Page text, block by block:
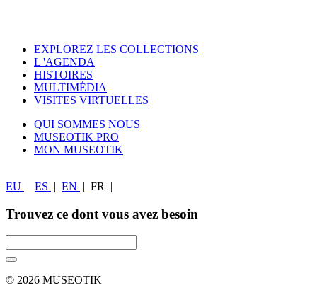
EXPLOREZ LES COLLECTIONS
L 'AGENDA
HISTOIRES
MULTIMÉDIA
VISITES VIRTUELLES
QUI SOMMES NOUS
MUSEOTIK PRO
MON MUSEOTIK
EU | ES | EN | FR |
Trouvez ce dont vous avez besoin
© 2026 MUSEOTIK